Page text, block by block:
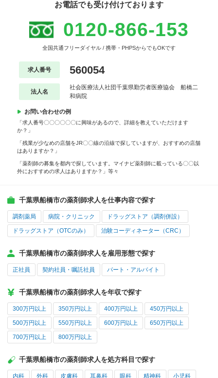
お電話でも受け付けております
0120-866-153
全国共通フリーダイヤル / 携帯・PHPSからでもOKです
求人番号 560054
法人名
社会医療法人社団千葉県勤労者医療協会 船橋二
和病院
お問い合わせの例
「求人番号〇〇〇〇〇〇に興味があるので、詳細を教えていただけます
か？」
「残業が少なめの店舗をJR〇〇線の沿線で探していますが、おすすめの店舗
はありますか？」
「薬剤師の募集を都内で探しています。マイナビ薬剤師に載っている〇〇以
外におすすめの求人はありますか？」等々
千葉県船橋市の薬剤師求人を仕事内容で探す
調剤薬局 病院・クリニック ドラッグストア（調剤併設）
ドラッグストア（OTCのみ） 治験コーディネーター（CRC）
千葉県船橋市の薬剤師求人を雇用形態で探す
正社員 契約社員・嘱託社員 パート・アルバイト
千葉県船橋市の薬剤師求人を年収で探す
300万円以上 350万円以上 400万円以上 450万円以上
500万円以上 550万円以上 600万円以上 650万円以上
700万円以上 800万円以上
千葉県船橋市の薬剤師求人を処方科目で探す
内科 外科 皮膚科 耳鼻科 眼科 精神科 小児科